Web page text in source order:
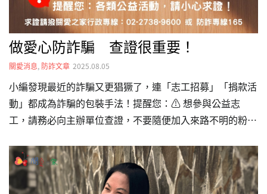
做愛心防詐騙 查證很重要！
關愛消息, 防詐文章 2025.08.05
小編發現最近的詐騙又更猖獗了，連「志工招募」「捐款活
動」都成為詐騙的包裝手法！提醒您：⚠️ 想參與公益志
工，請務必向主辦單位查證，不要隨便加入來路不明的粉專
資，請優先透過公益單位的官網或聯絡電話。若是民眾集資
或合作活動，請務必求證再捐贈。⚠️ 切勿輕易提供個資
（如姓名、地址、電話）給私人帳號或非官方管道。⚠️ 若